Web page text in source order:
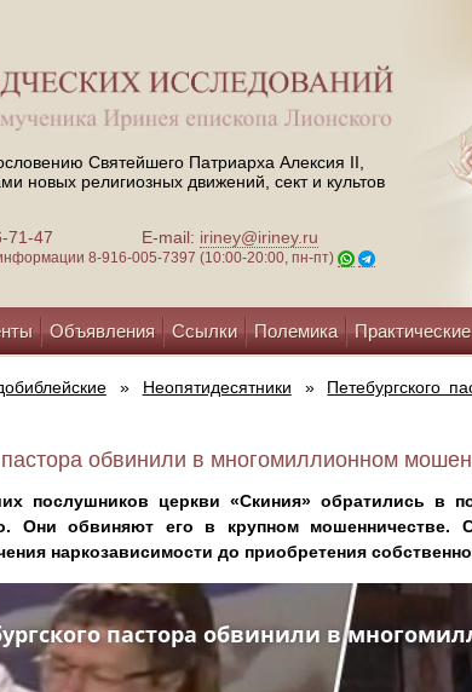
Святейшего Патриарха Алексия II,
новых религиозных движений, сект и культов
71-47 E-mail: iriney@iriney.ru
8-916-005-7397 (10:00-20:00, пн-пт)
Объявления Ссылки Полемика
» Неопятидесятники »
Петебургского
пастора обвинили в многомиллионном
послушников церкви «Скиния» обратились в
Они обвиняют его в крупном мошенничестве.
наркозависимости до приобретения